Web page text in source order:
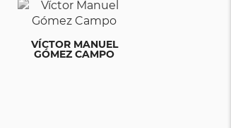
VÍCTOR MANUEL
GÓMEZ CAMPO